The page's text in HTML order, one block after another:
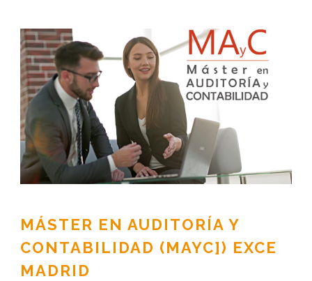
MÁSTER EN AUDITORÍA Y
CONTABILIDAD (MAYC]) EXCE
MADRID